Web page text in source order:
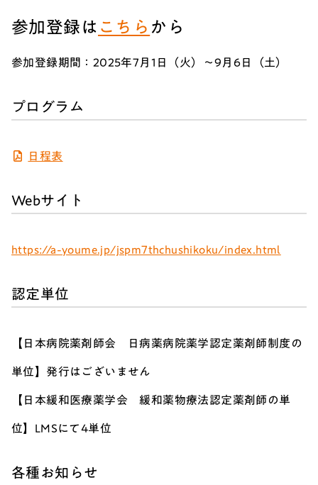
参加登録は こちら から
参加登録期間：2025年7月1日（火）～9月6日（土）
プログラム
日程表
Webサイト
https://a-youme.jp/jspm7thchushikoku/index.html
認定単位
【日本病院薬剤師会 日病薬病院薬学認定薬剤師制度の
単位】発行はございません
【日本緩和医療薬学会 緩和薬物療法認定薬剤師の単
位】LMSにて4単位
各種お知らせ